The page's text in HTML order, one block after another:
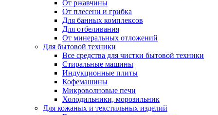
От ржавчины
От плесени и грибка
Для банных комплексов
Для отбеливания
От минеральных отложений
Для бытовой техники
Все средства для чистки бытовой техники
Стиральные машины
Индукционные плиты
Кофемашины
Микроволновые печи
Холодильники, морозильник
Для кожаных и текстильных изделий